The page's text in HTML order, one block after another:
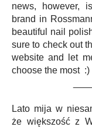
news, however,
brand in
beautiful nail
sure to check out
website and let
choose the most :)
Lato mija w
że większość z